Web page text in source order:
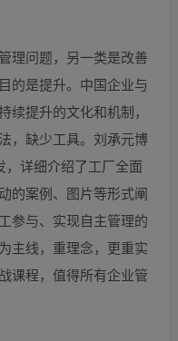
理问题，另一类是改善
的是提升。中国企业与
续提升的文化和机制，
，缺少工具。刘承元博
，详细介绍了工厂全面
的案例、图片等形式阐
参与、实现自主管理的
主线，重理念，更重实
课程，值得所有企业管